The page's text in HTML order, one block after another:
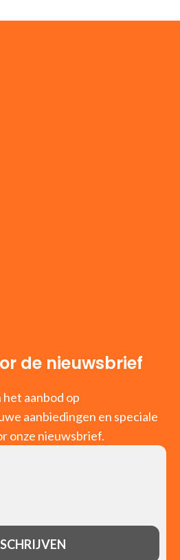
de nieuwsbrief
aanbod op
aanbiedingen en speciale
onze nieuwsbrief.